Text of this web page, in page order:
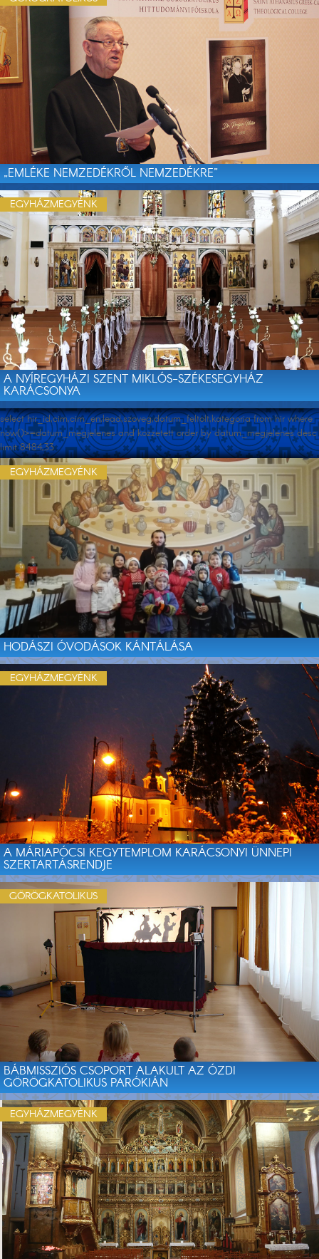
„EMLÉKE NEMZEDÉKRŐL NEMZEDÉKRE”
A NYÍREGYHÁZI SZENT MIKLÓS-SZÉKESEGYHÁZ
KARÁCSONYA
EGYHÁZMEGYÉNK
select hir_id,cim,cim_en,lead,szoveg,datum_feltolt,kategoria from hir where
now()>=datum_megjelenes and kozzetett order by datum_megjelenes desc
limit 8484,33
HODÁSZI ÓVODÁSOK KÁNTÁLÁSA
EGYHÁZMEGYÉNK
A MÁRIAPÓCSI KEGYTEMPLOM KARÁCSONYI ÜNNEPI
SZERTARTÁSRENDJE
EGYHÁZMEGYÉNK
BÁBMISSZIÓS CSOPORT ALAKULT AZ ÓZDI
GÖRÖGKATOLIKUS PARÓKIÁN
GÖRÖGKATOLIKUS
EGYHÁZMEGYÉNK